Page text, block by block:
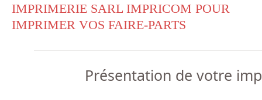
IMPRIMERIE SARL IMPRICOM POUR
IMPRIMER VOS FAIRE-PARTS
Présentation de votre